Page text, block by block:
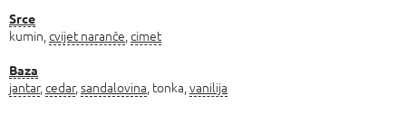
Srce
kumin, cvijet naranče cimet
Baza
jantar, cedar, sandalovina , tonka, vanilija